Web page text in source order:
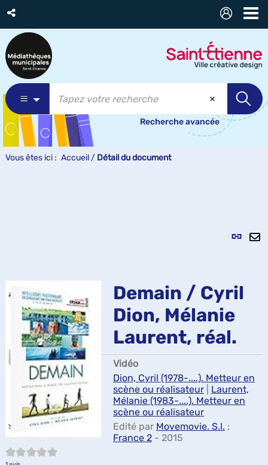
Recherche avancée
Vous êtes ici : Accueil / Détail du document
Lien
5/5
Demain / Cyril
Dion, Mélanie
Laurent, réal.
Vidéo
Dion, Cyril (1978-....). Metteur en
scène ou réalisateur
Laurent,
Mélanie (1983-....). Metteur en
scène ou réalisateur
Edité par Movemovie. S.l. ;
France 2 - 2015